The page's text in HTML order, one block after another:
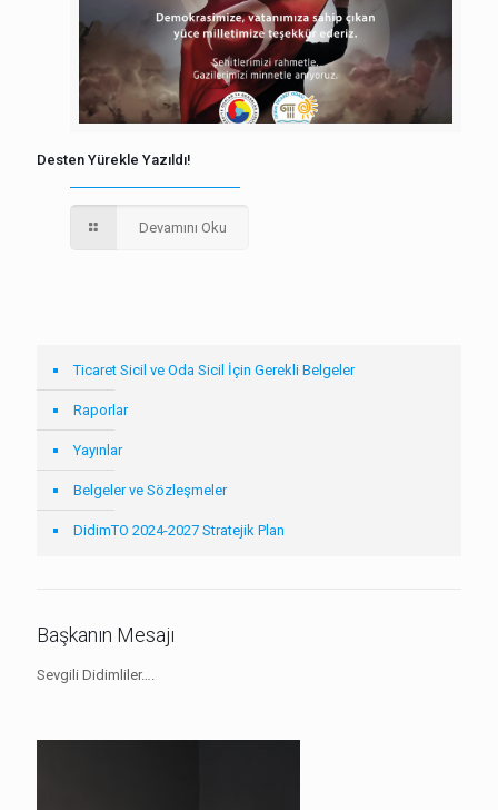
Desten Yürekle Yazıldı!
Devamını Oku
Ticaret Sicil ve Oda Sicil İçin Gerekli Belgeler
Raporlar
Yayınlar
Belgeler ve Sözleşmeler
DidimTO 2024-2027 Stratejik Plan
Başkanın Mesajı
Sevgili Didimliler….